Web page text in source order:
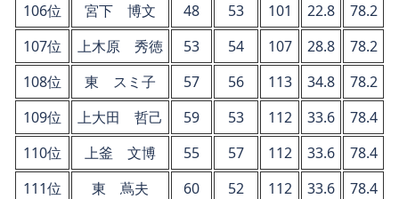
106位
宮下 博文 48 53 101 22.8
78.2
107位
上木原 秀徳 53 54 107 28.8
78.2
108位
東 スミ子 57 56 113 34.8
78.2
109位
上大田 哲己 59 53 112 33.6
78.4
110位
上釜 文博 55 57 112 33.6
78.4
111位
東 蔦夫 60 52 112 33.6
78.4